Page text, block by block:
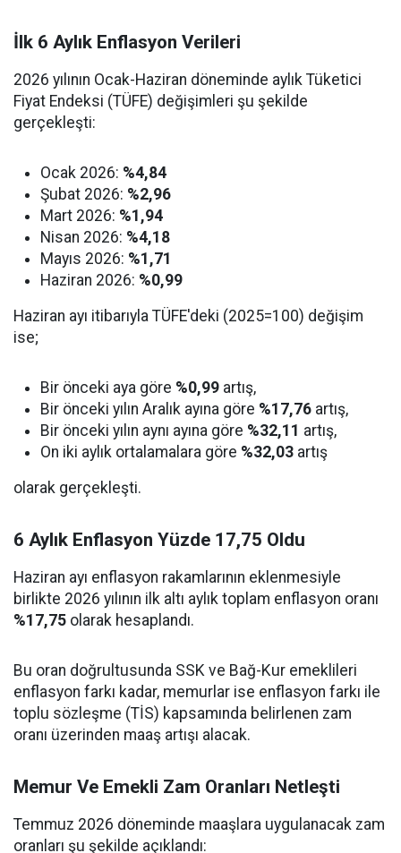
İlk 6 Aylık Enflasyon Verileri
2026 yılının Ocak-Haziran döneminde aylık Tüketici
Fiyat Endeksi (TÜFE) değişimleri şu şekilde
gerçekleşti:
Ocak 2026: %4,84
Şubat 2026: %2,96
Mart 2026: %1,94
Nisan 2026: %4,18
Mayıs 2026: %1,71
Haziran 2026: %0,99
Haziran ayı itibarıyla TÜFE'deki (2025=100) değişim
ise;
Bir önceki aya göre %0,99 artış,
Bir önceki yılın Aralık ayına göre %17,76 artış,
Bir önceki yılın aynı ayına göre %32,11 artış,
On iki aylık ortalamalara göre %32,03 artış
olarak gerçekleşti.
6 Aylık Enflasyon Yüzde 17,75 Oldu
Haziran ayı enflasyon rakamlarının eklenmesiyle
birlikte 2026 yılının ilk altı aylık toplam enflasyon oranı
%17,75 olarak hesaplandı.
Bu oran doğrultusunda SSK ve Bağ-Kur emeklileri
enflasyon farkı kadar, memurlar ise enflasyon farkı ile
toplu sözleşme (TİS) kapsamında belirlenen zam
oranı üzerinden maaş artışı alacak.
Memur Ve Emekli Zam Oranları Netleşti
Temmuz 2026 döneminde maaşlara uygulanacak zam
oranları şu şekilde açıklandı: